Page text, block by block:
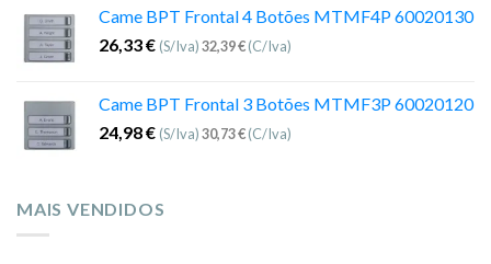
Came BPT Frontal 4 Botões MTMF4P 60020130
26,33€ (S/Iva)32,39€(C/Iva)
Came BPT Frontal 3 Botões MTMF3P 60020120
24,98€ (S/Iva)30,73€(C/Iva)
MAIS VENDIDOS